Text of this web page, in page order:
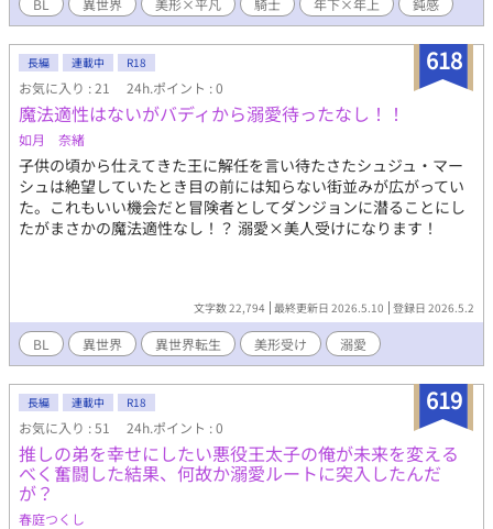
になぜか気に入られて取り合いが始まったり、原作にはいない謎
のイケメンに口説かれたり、さらには原作とはちょっと雰囲気の
違うヒロインにまで好かれたり……ちょっと待って、これどうな
ってるの！？ デッドエンド不可避の推しに転生してしまった推し
を愛するオタクは、推しをハッピーエンドに導けるのか？また、
可愛い可愛い思っているわりにこの世界では好かれないと思って
無自覚に可愛さを撒き散らすセオドアに陥落していった男達の恋
の行く先とは？ ーーーーーーーーーー 悪役令息ものです。死亡エ
ンドしかない最推し悪役令息に転生してしまった主人公が、推し
を救おうと奮闘するお話。話の軸はセオドアの死の真相について
を探っていく感じですが、ラブコメっぽく仕上げられたらいいな
あと思います。 ちなみに、名前にも植物や花言葉などいろんな要
BL 異世界 美形×平凡 騎士 年下×年上 鈍感
618
長編 連載中 R18
お気に入り : 21 24h.ポイント : 0
魔法適性はないがバディから溺愛待ったなし！！
如月 奈緒
子供の頃から仕えてきた王に解任を言い待たさたシュジュ・マー
シュは絶望していたとき目の前には知らない街並みが広がってい
た。これもいい機会だと冒険者としてダンジョンに潜ることにし
たがまさかの魔法適性なし！？ 溺愛×美人受けになります！
文字数 22,794 最終更新日 2026.5.10 登録日 2026.5.2
BL 異世界 異世界転生 美形受け 溺愛
619
長編 連載中 R18
お気に入り : 51 24h.ポイント : 0
推しの弟を幸せにしたい悪役王太子の俺が未来を変える
べく奮闘した結果、何故か溺愛ルートに突入したんだ
が？
春庭つくし